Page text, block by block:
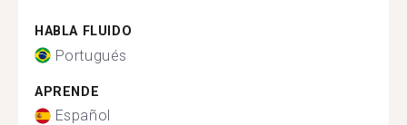
HABLA FLUIDO
Portugués
APRENDE
Español